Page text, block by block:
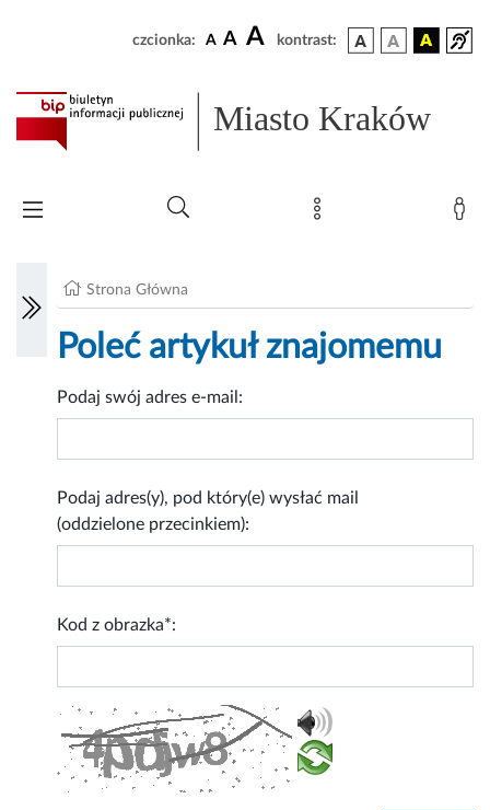
czcionka: A A A kontrast:
Miasto Kraków
Strona Główna
Poleć artykuł znajomemu
Podaj swój adres e-mail:
Podaj adres(y), pod który(e) wysłać mail
(oddzielone przecinkiem):
Kod z obrazka*: